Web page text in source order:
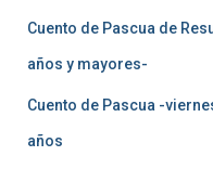
Cuento de Pascua de
años y mayores-
Cuento de Pascua -
años